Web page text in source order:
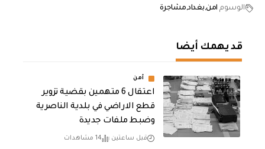
الوسوم امن بغداد مشاجرة
قد يهمك أيضا
أمن
اعتقال 6 متهمين بقضية تزوير
قطع الاراضي في بلدية الناصرية
وضبط ملفات جديدة
قبل ساعتين 14 مشاهدات